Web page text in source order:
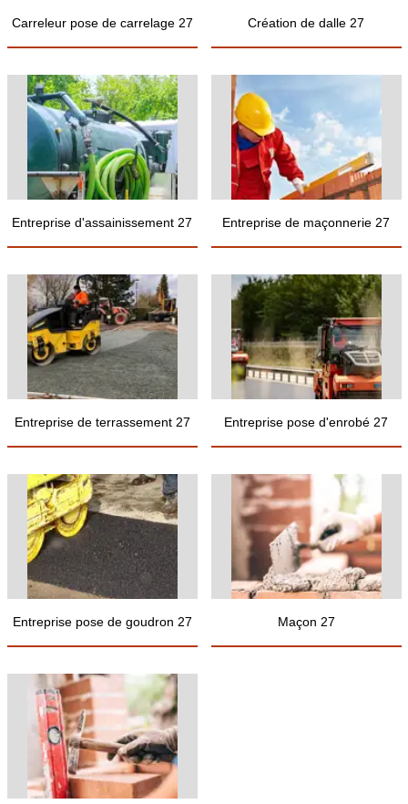
Carreleur pose de carrelage 27 Création de dalle 27
Entreprise d'assainissement 27 Entreprise de maçonnerie 27
Entreprise de terrassement 27 Entreprise pose d'enrobé 27
Entreprise pose de goudron 27 Maçon 27